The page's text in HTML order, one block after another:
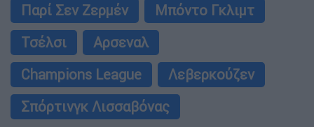
Παρί Σεν Ζερμέν
Μπόντο Γκλιμτ
Τσέλσι
Αρσεναλ
Champions League
Λεβερκούζεν
Σπόρτινγκ Λισσαβόνας